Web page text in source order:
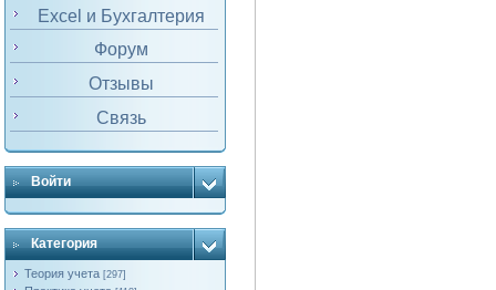
Excel и Бухгалтерия
Форум
Отзывы
Связь
Войти
Категория
Теория учета [297]